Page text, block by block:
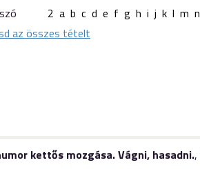
2 a b c d e f g h i j k l m n
az összes tételt
kettős mozgása. Vágni, hasadni.,